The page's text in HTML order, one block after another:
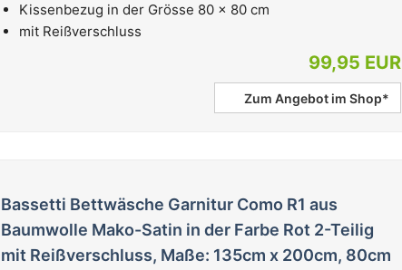
Kissenbezug in der Grösse 80 x 80 cm
mit Reißverschluss
99,95 EUR
Zum Angebot im Shop*
Bassetti Bettwäsche Garnitur Como R1 aus
Baumwolle Mako-Satin in der Farbe Rot 2-Teilig
mit Reißverschluss, Maße: 135cm x 200cm, 80cm